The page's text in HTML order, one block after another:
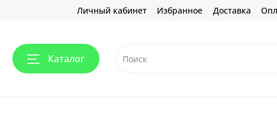
Личный кабинет Избранное Доставка
Каталог